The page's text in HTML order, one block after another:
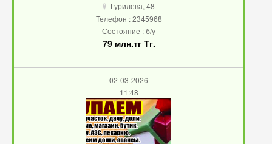
u Гурилева, 48
Телефон : 2345968
Состояние : б/у
79 млн.тг Тг.
02-03-2026
11:48